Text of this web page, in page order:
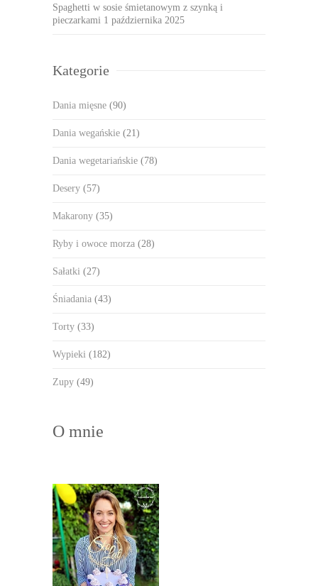
Spaghetti w sosie śmietanowym z szynką i
pieczarkami 1 października 2025
Kategorie
Dania mięsne (90)
Dania wegańskie (21)
Dania wegetariańskie (78)
Desery (57)
Makarony (35)
Ryby i owoce morza (28)
Sałatki (27)
Śniadania (43)
Torty (33)
Wypieki (182)
Zupy (49)
O mnie